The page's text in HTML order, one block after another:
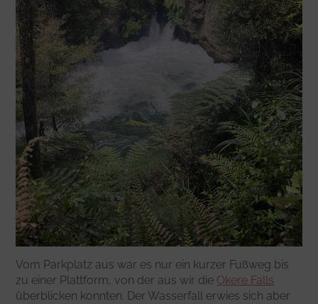
Vom Parkplatz aus war es nur ein kurzer Fußweg bis
zu einer Plattform, von der aus wir die Okere Falls
überblicken konnten. Der Wasserfall erwies sich aber